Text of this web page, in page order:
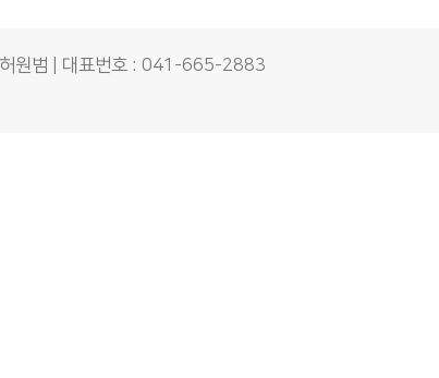
원범 | 대표번호 : 041-665-2883